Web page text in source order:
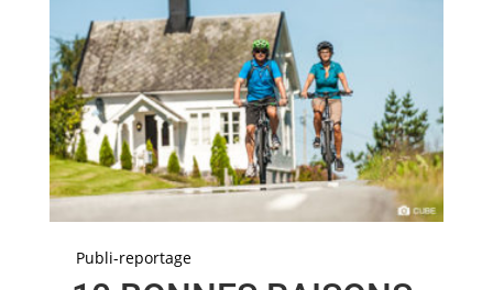
Publi-reportage